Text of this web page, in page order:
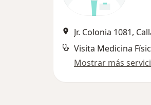
Jr. Colonia 1081,
Visita Medicina
Mostrar más